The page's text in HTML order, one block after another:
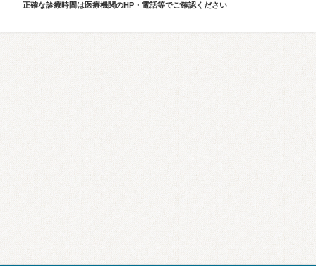
正確な診療時間は医療機関のHP・電話等でご確認ください